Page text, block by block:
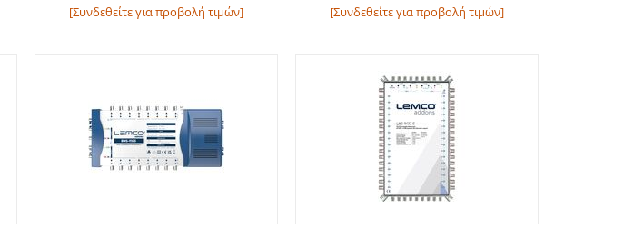
[Συνδεθείτε για προβολή τιμών] [Συνδεθείτε για προβολή τιμών]